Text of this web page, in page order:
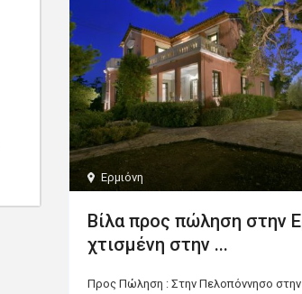
Ερμιόνη
Bίλα προς πώληση στην
χτισμένη στην ...
Προς Πώληση : Στην Πελοπόννησο στην